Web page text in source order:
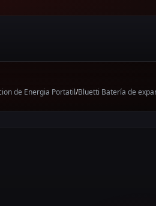
de Energia Portatil/Bluetti Batería de